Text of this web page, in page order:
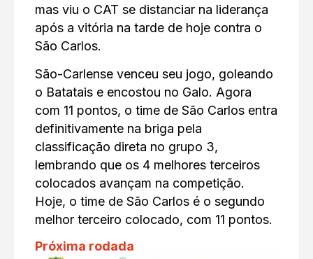
mas viu o CAT se distanciar na liderança
após a vitória na tarde de hoje contra o
São Carlos.
São-Carlense venceu seu jogo, goleando
o Batatais e encostou no Galo. Agora
com 11 pontos, o time de São Carlos entra
definitivamente na briga pela
classificação direta no grupo 3,
lembrando que os 4 melhores terceiros
colocados avançam na competição.
Hoje, o time de São Carlos é o segundo
melhor terceiro colocado, com 11 pontos.
Próxima rodada